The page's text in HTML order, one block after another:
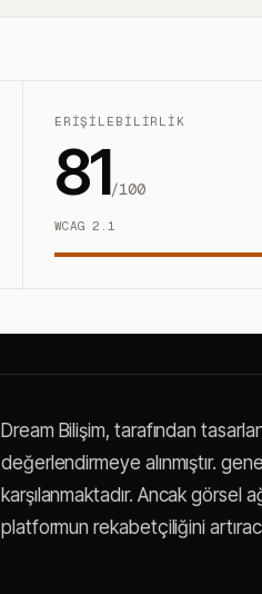
ERIŞILEBILIRLIK
81/100
WCAG 2.1
Dream Bilişim, tarafından
değerlendirmeye alınmıştır.
karşılanmaktadır. Ancak görsel
platformun rekabetçiliğini